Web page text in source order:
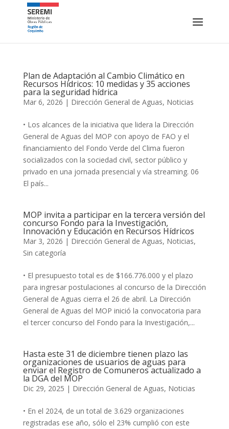
Plan de Adaptación al Cambio Climático en
Recursos Hídricos: 10 medidas y 35 acciones
para la seguridad hídrica
Mar 6, 2026 | Dirección General de Aguas, Noticias
• Los alcances de la iniciativa que lidera la Dirección
General de Aguas del MOP con apoyo de FAO y el
financiamiento del Fondo Verde del Clima fueron
socializados con la sociedad civil, sector público y
privado en una jornada presencial y vía streaming. 06
El país...
MOP invita a participar en la tercera versión del
concurso Fondo para la Investigación,
Innovación y Educación en Recursos Hídricos
Mar 3, 2026 | Dirección General de Aguas, Noticias,
Sin categoría
• El presupuesto total es de $166.776.000 y el plazo
para ingresar postulaciones al concurso de la Dirección
General de Aguas cierra el 26 de abril. La Dirección
General de Aguas del MOP inició la convocatoria para
el tercer concurso del Fondo para la Investigación,...
Hasta este 31 de diciembre tienen plazo las
organizaciones de usuarios de aguas para
enviar el Registro de Comuneros actualizado a
la DGA del MOP
Dic 29, 2025 | Dirección General de Aguas, Noticias
• En el 2024, de un total de 3.629 organizaciones
registradas ese año, sólo el 23% cumplió con este